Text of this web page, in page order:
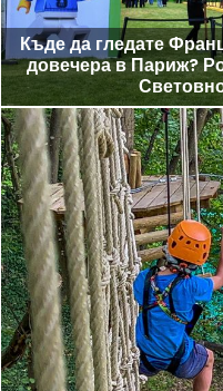
Къде да гледате
довечера в Париж?